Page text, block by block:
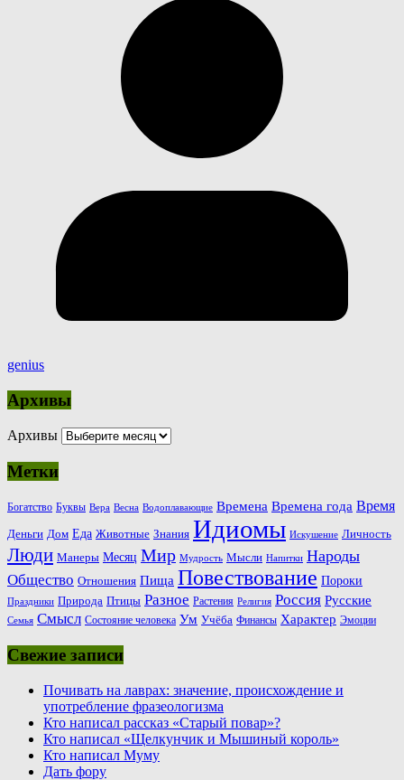
genius
Архивы
Архивы
Метки
Богатство Буквы Вера Весна Водоплавающие Времена Времена года Время
Деньги Дом Еда Животные Знания Идиомы Искушение Личность
Люди Манеры Месяц Мир Мудрость Мысли Напитки Народы
Общество Отношения Пища Повествование Пороки
Праздники Природа Птицы Разное Растения Религия Россия Русские
Семья Смысл Состояние человека Ум Учёба Финансы Характер Эмоции
Свежие записи
Почивать на лаврах: значение, происхождение и
употребление фразеологизма
Кто написал рассказ «Старый повар»?
Кто написал «Щелкунчик и Мышиный король»
Кто написал Муму
Дать фору